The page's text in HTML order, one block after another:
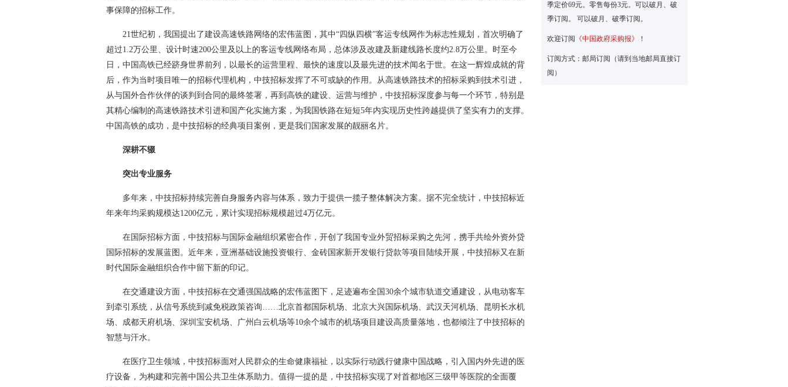
事保障的招标工作。
21世纪初，我国提出了建设高速铁路网络的宏伟蓝图，其中“四纵四横”客运专线网作为标志性规划，首次明确了
超过1.2万公里、设计时速200公里及以上的客运专线网络布局，总体涉及改建及新建线路长度约2.8万公里。时至今
日，中国高铁已经跻身世界前列，以最长的运营里程、最快的速度以及最先进的技术闻名于世。在这一辉煌成就的背
后，作为当时项目唯一的招标代理机构，中技招标发挥了不可或缺的作用。从高速铁路技术的招标采购到技术引进，
从与国外合作伙伴的谈判到合同的最终签署，再到高铁的建设、运营与维护，中技招标深度参与每一个环节，特别是
其精心编制的高速铁路技术引进和国产化实施方案，为我国铁路在短短5年内实现历史性跨越提供了坚实有力的支撑。
中国高铁的成功，是中技招标的经典项目案例，更是我们国家发展的靓丽名片。
深耕不辍
突出专业服务
多年来，中技招标持续完善自身服务内容与体系，致力于提供一揽子整体解决方案。据不完全统计，中技招标近
年来年均采购规模达1200亿元，累计实现招标规模超过4万亿元。
在国际招标方面，中技招标与国际金融组织紧密合作，开创了我国专业外贸招标采购之先河，携手共绘外资外贷
国际招标的发展蓝图。近年来，亚洲基础设施投资银行、金砖国家新开发银行贷款等项目陆续开展，中技招标又在新
时代国际金融组织合作中留下新的印记。
在交通建设方面，中技招标在交通强国战略的宏伟蓝图下，足迹遍布全国30余个城市轨道交通建设，从电动客车
到牵引系统，从信号系统到减免税政策咨询……北京首都国际机场、北京大兴国际机场、武汉天河机场、昆明长水机
场、成都天府机场、深圳宝安机场、广州白云机场等10余个城市的机场项目建设高质量落地，也都倾注了中技招标的
智慧与汗水。
在医疗卫生领域，中技招标面对人民群众的生命健康福祉，以实际行动践行健康中国战略，引入国内外先进的医
疗设备，为构建和完善中国公共卫生体系助力。值得一提的是，中技招标实现了对首都地区三级甲等医院的全面覆
季定价69元。零售每份3元。可以破月、破
季订阅。 可以破月、破季订阅。
欢迎订阅 《中国政府采购报》 ！
订阅方式：邮局订阅（请到当地邮局直接订
阅）